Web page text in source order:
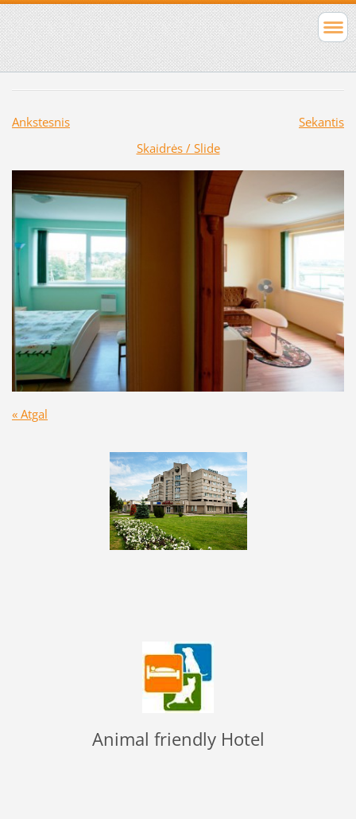
Ankstesnis
Sekantis
Skaidrės / Slide
« Atgal
Animal friendly Hotel